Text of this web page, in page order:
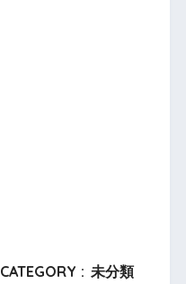
CATEGORY : 未分類